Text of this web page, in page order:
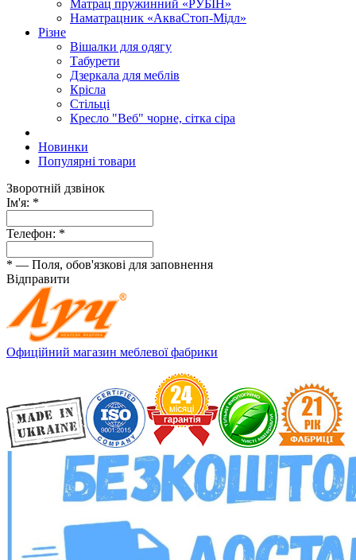
Матрац пружинний «РУБІН»
Наматрацник «АкваСтоп-Мідл»
Різне
Вішалки для одягу
Табурети
Дзеркала для меблів
Крісла
Стільці
Кресло "Веб" чорне, сітка сіра
Новинки
Популярні товари
Зворотній дзвінок
Ім'я: *
Телефон: *
* — Поля, обов'язкові для заповнення
Відправити
Офиційний магазин меблевої фабрики